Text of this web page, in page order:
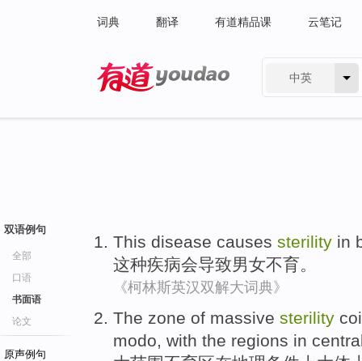
词典 翻译 有道精品课 云笔记
中英
双语例句
全部
口语
书面语
论文
原声例句
This disease causes sterility in
这种疾病会导致男女不育。
《柯林斯英汉双解大词典》
The zone of massive sterility
modo, with the regions in